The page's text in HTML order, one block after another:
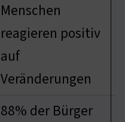
Menschen
reagieren positiv
auf
Veränderungen
88% der Bürger